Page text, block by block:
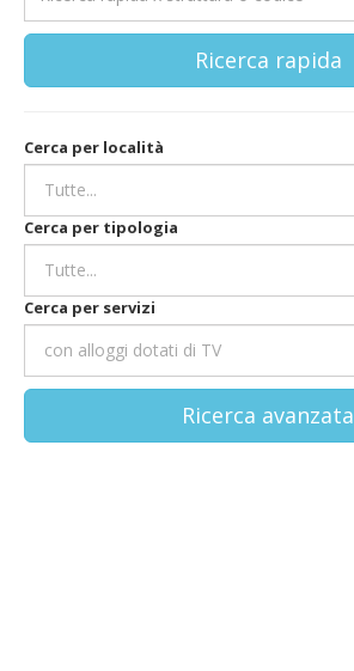
Ricerca rapida
Cerca per località
Cerca per tipologia
Cerca per servizi
Ricerca avanzata